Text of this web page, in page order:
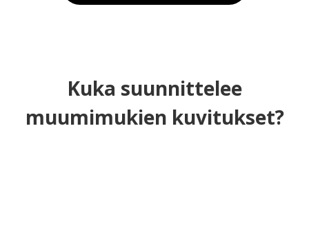
Kuka suunnittelee
muumimukien kuvitukset?